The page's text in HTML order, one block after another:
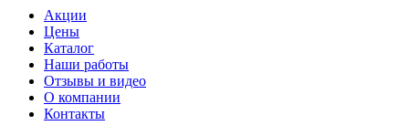
Акции
Цены
Каталог
Наши работы
Отзывы и видео
О компании
Контакты